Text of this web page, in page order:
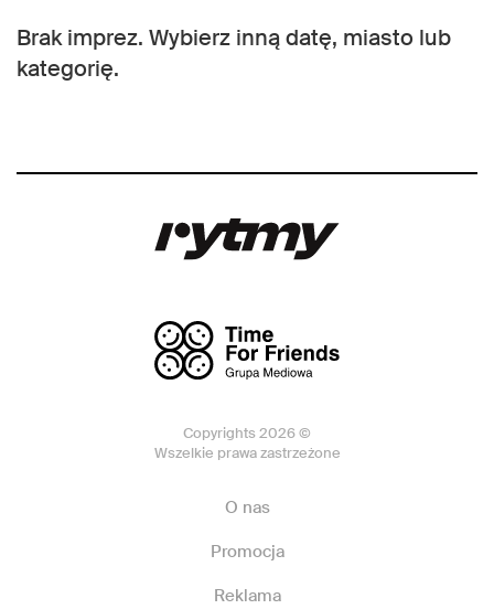
Brak imprez. Wybierz inną datę, miasto lub
kategorię.
Copyrights 2026 ©
Wszelkie prawa zastrzeżone
O nas
Promocja
Reklama